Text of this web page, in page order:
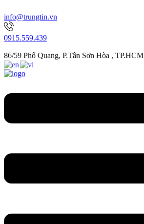
info@trungtin.vn
0915.559.439
86/59 Phổ Quang, P.Tân Sơn Hòa , TP.HCM